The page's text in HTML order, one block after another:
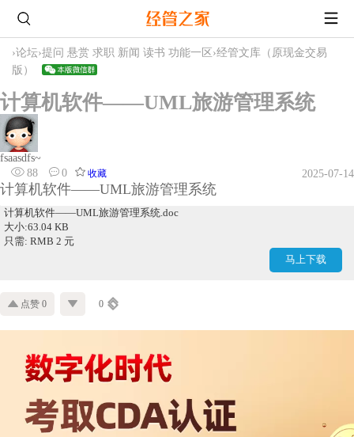
›论坛›提问 悬赏 求职 新闻 读书 功能一区 ›经管文库（原现金交易
版）
计算机软件——UML旅游管理系统
fsaasdfs~
88
0 收藏 2025-07-14
计算机软件——UML旅游管理系统
计算机软件——UML旅游管理系统.doc
大小:63.04 KB
只需: RMB 2 元
马上下载
点赞 0 0